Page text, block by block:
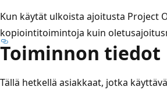
Kun käytät ulkoista ajoitusta Project
kopiointitoimintoja kuin
Toiminnon tiedot
Tällä hetkellä asiakkaat, jotka